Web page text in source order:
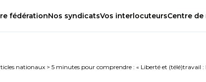
fédérationNos syndicatsVos interlocuteursCentre de
nationaux > 5 minutes pour comprendre : « Liberté et (télé)travail :